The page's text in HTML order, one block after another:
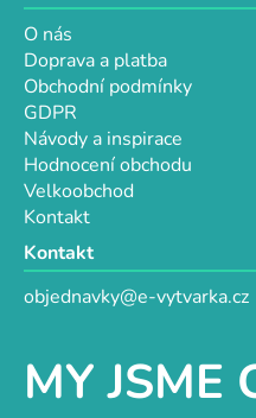
MY JSME
O nás
Doprava a platba
Obchodní podmínky
GDPR
Návody a inspirace
Hodnocení obchodu
Velkoobchod
Kontakt
Kontakt
objednavky@e-vytvarka.cz
Facebook